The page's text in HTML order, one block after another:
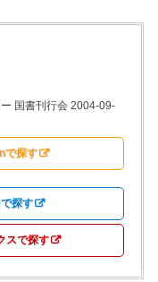
国書刊行会 2004-09-
で探す
探す
スで探す